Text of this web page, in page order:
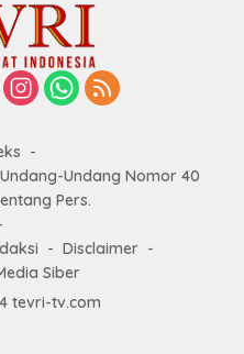
Undang Nomor 40
Pers.
Disclaimer
Siber
tevri-tv.com